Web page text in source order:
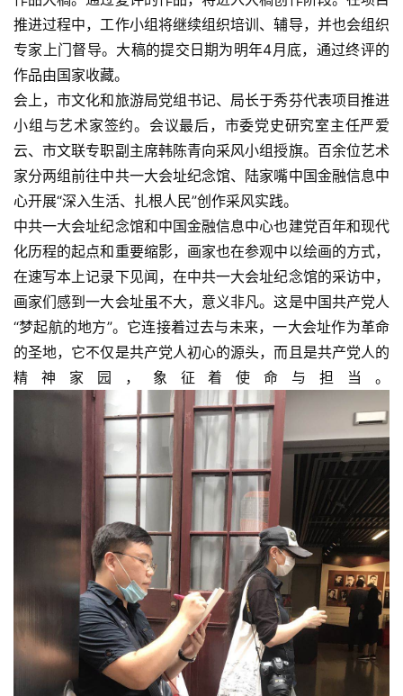
推进过程中，工作小组将继续组织培训、辅导，并也会组织
专家上门督导。大稿的提交日期为明年4月底，通过终评的
作品由国家收藏。
会上，市文化和旅游局党组书记、局长于秀芬代表项目推进
小组与艺术家签约。会议最后，市委党史研究室主任严爱
云、市文联专职副主席韩陈青向采风小组授旗。百余位艺术
家分两组前往中共一大会址纪念馆、陆家嘴中国金融信息中
心开展“深入生活、扎根人民”创作采风实践。
中共一大会址纪念馆和中国金融信息中心也建党百年和现代
化历程的起点和重要缩影，画家也在参观中以绘画的方式，
在速写本上记录下见闻，在中共一大会址纪念馆的采访中，
画家们感到一大会址虽不大，意义非凡。这是中国共产党人
“梦起航的地方”。它连接着过去与未来，一大会址作为革命
的圣地，它不仅是共产党人初心的源头，而且是共产党人的
精神家园，象征着使命与担当。